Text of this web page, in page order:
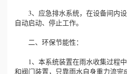
3、应急排水系统，在设备间内设
自动启动、停止工作。
二、环保节能性：
1、本系统装置在雨水收集过程中
和阀门装置，只靠雨水自身重力流完